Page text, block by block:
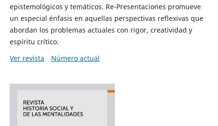
epistemológicos y temáticos. Re-Presentaciones promueve
un especial énfasis en aquellas perspectivas reflexivas que
abordan los problemas actuales con rigor, creatividad y
espíritu crítico.
Ver revista
Número actual